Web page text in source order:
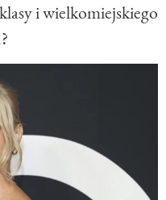
i wielkomiejskiego